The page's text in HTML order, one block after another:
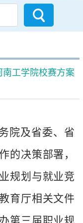
工学院校赛方案
院及省委、省
的决策部署，
规划与就业竞
育厅相关文件
第三届职业规